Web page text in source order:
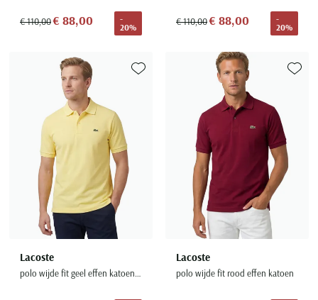
€ 110,00€ 88,00
-
20%
€ 110,00€ 88,00
-
20%
Lacoste
polo wijde fit geel effen katoen korte mouwen
Toevoegen aan favorieten
Lacoste
polo wijde fit rood effen katoen